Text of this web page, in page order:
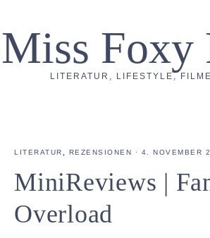
Miss Foxy
LITERATUR, LIFESTYLE,
LITERATUR REZENSIONEN · 4. NOVEMBER
MiniReviews |
Overload